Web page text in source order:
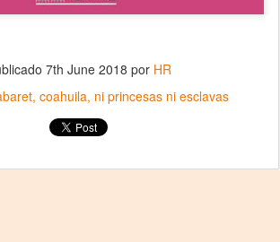
7th June 2018 por HR
coahuila ni princesas ni esclavas